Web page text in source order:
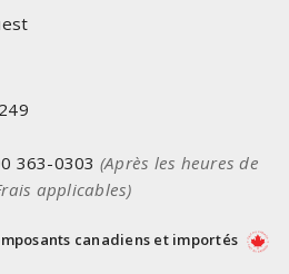
363-0303 (Après les heures de
applicables)
canadiens et importés